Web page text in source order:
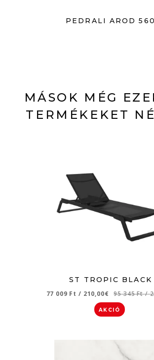
PEDRALI AROD 560
MÁSOK MÉG
TERMÉKEKET
ST TROPIC BLACK
77 009 Ft / 210,00€ 95 345 Ft/
AKCIÓ